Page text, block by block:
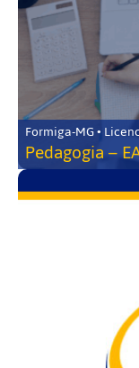
Formiga-MG •
Pedagogia –